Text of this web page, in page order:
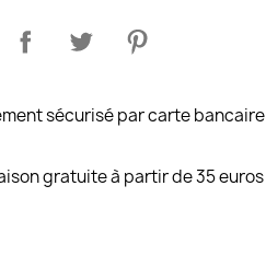
sécurisé par carte bancaire
gratuite à partir de 35 euros